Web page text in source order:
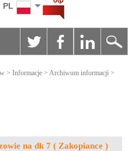
PL
> Informacje > Archiwum informacji >
na dk 7 ( Zakopiance )